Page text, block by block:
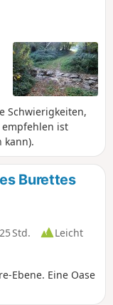
auf
Schwierigkeiten,
ist
kann).
Burettes
Std.
Leicht
Ebene. Eine Oase